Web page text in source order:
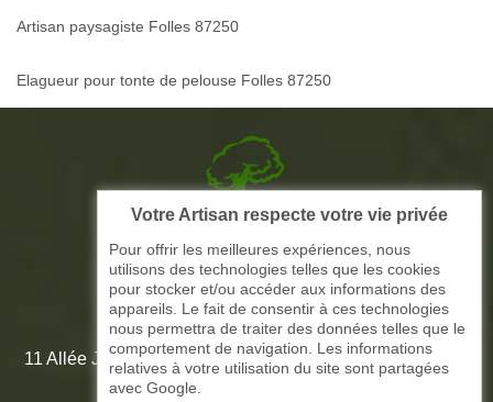
Artisan paysagiste Folles 87250
Elagueur pour tonte de pelouse Folles 87250
Picque elagage 87
ARTISAN ELAGAGE ET PAYSAGISTE
11 Allée Jean-Marie Amédée Paroutaud 87000 Limoges -
87 Haute Vienne
Votre Artisan respecte votre vie privée
Pour offrir les meilleures expériences, nous
utilisons des technologies telles que les cookies
pour stocker et/ou accéder aux informations des
appareils. Le fait de consentir à ces technologies
nous permettra de traiter des données telles que le
comportement de navigation. Les informations
relatives à votre utilisation du site sont partagées
avec Google.